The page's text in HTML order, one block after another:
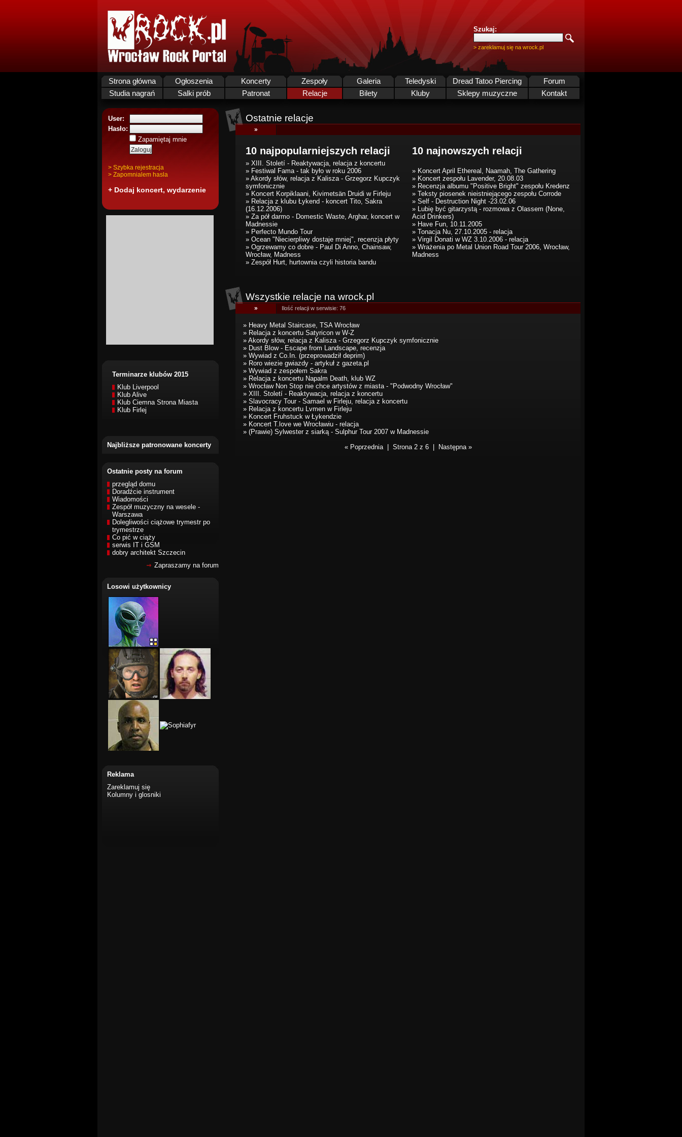
Szukaj:
> zareklamuj się na wrock.pl
Strona główna Ogłoszenia Koncerty Zespoły Galeria Teledyski Dread Tatoo Piercing
Forum
Studia nagrań
Salki prób Patronat Relacje Bilety Kluby Sklepy muzyczne Kontakt
User:
Hasło:
Zapamiętaj mnie
> Szybka rejestracja
> Zapomnialem hasla
+ Dodaj koncert, wydarzenie
Terminarze klubów 2015
Klub Liverpool
Klub Alive
Klub Ciemna Strona Miasta
Klub Firlej
Najbliższe patronowane koncerty
Ostatnie posty na forum
przegląd domu
Doradźcie instrument
Wiadomości
Zespół muzyczny na wesele -
Warszawa
Dolegliwości ciążowe trymestr po
trymestrze
Co pić w ciąży
serwis IT i GSM
dobry architekt Szczecin
Zapraszamy na forum
Losowi użytkownicy
Reklama
Zareklamuj się
Kolumny i glosniki
Ostatnie relacje
»
10 najpopularniejszych relacji 10 najnowszych relacji
» XIII. Století - Reaktywacja, relacja z koncertu
» Festiwal Fama - tak było w roku 2006
» Akordy słów, relacja z Kalisza - Grzegorz Kupczyk
symfonicznie
» Koncert Korpiklaani, Kivimetsän Druidi w Firleju
» Relacja z klubu Łykend - koncert Tito, Sakra
(16.12.2006)
» Za pół darmo - Domestic Waste, Arghar, koncert w
Madnessie
» Perfecto Mundo Tour
» Ocean "Niecierpliwy dostaje mniej", recenzja płyty
» Ogrzewamy co dobre - Paul Di Anno, Chainsaw,
Wrocław, Madness
» Zespół Hurt, hurtownia czyli historia bandu
» Koncert April Ethereal, Naamah, The Gathering
» Koncert zespołu Lavender, 20.08.03
» Recenzja albumu "Positive Bright" zespołu Kredenz
» Teksty piosenek nieistniejącego zespołu Corrode
» Self - Destruction Night -23.02.06
» Lubię być gitarzystą - rozmowa z Olassem (None,
Acid Drinkers)
» Have Fun, 10.11.2005
» Tonacja Nu, 27.10.2005 - relacja
» Virgil Donati w WZ 3.10.2006 - relacja
» Wrażenia po Metal Union Road Tour 2006, Wrocław,
Madness
Wszystkie relacje na wrock.pl
» Ilość relacji w serwisie: 76
» Heavy Metal Staircase, TSA Wrocław
» Relacja z koncertu Satyricon w W-Z
» Akordy słów, relacja z Kalisza - Grzegorz Kupczyk symfonicznie
» Dust Blow - Escape from Landscape, recenzja
» Wywiad z Co.In. (przeprowadził deprim)
» Roro wiezie gwiazdy - artykuł z gazeta.pl
» Wywiad z zespołem Sakra
» Relacja z koncertu Napalm Death, klub WZ
» Wrocław Non Stop nie chce artystów z miasta - "Podwodny Wrocław"
» XIII. Století - Reaktywacja, relacja z koncertu
» Slavocracy Tour - Samael w Firleju, relacja z koncertu
» Relacja z koncertu Lvmen w Firleju
» Koncert Fruhstuck w Łykendzie
» Koncert T.love we Wrocławiu - relacja
» (Prawie) Sylwester z siarką - Sulphur Tour 2007 w Madnessie
« Poprzednia| Strona 2 z 6 | Następna »